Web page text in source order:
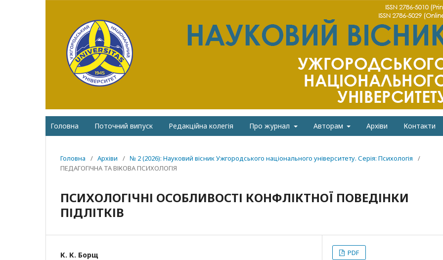
Головна Поточний випуск Редакційна колегія Про журнал Авторам Архіви Контакти
Головна / Архіви / № 2 (2026): Науковий вісник Ужгородського національного університету. Серія: Психологія
/
ПЕДАГОГІЧНА ТА ВІКОВА ПСИХОЛОГІЯ
ПСИХОЛОГІЧНІ ОСОБЛИВОСТІ КОНФЛІКТНОЇ ПОВЕДІНКИ
ПІДЛІТКІВ
К. К. Борщ PDF